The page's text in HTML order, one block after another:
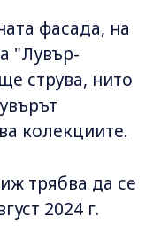
фасада, на
"Лувър-
струва, нито
колекциите.
трябва да се
2024 г.